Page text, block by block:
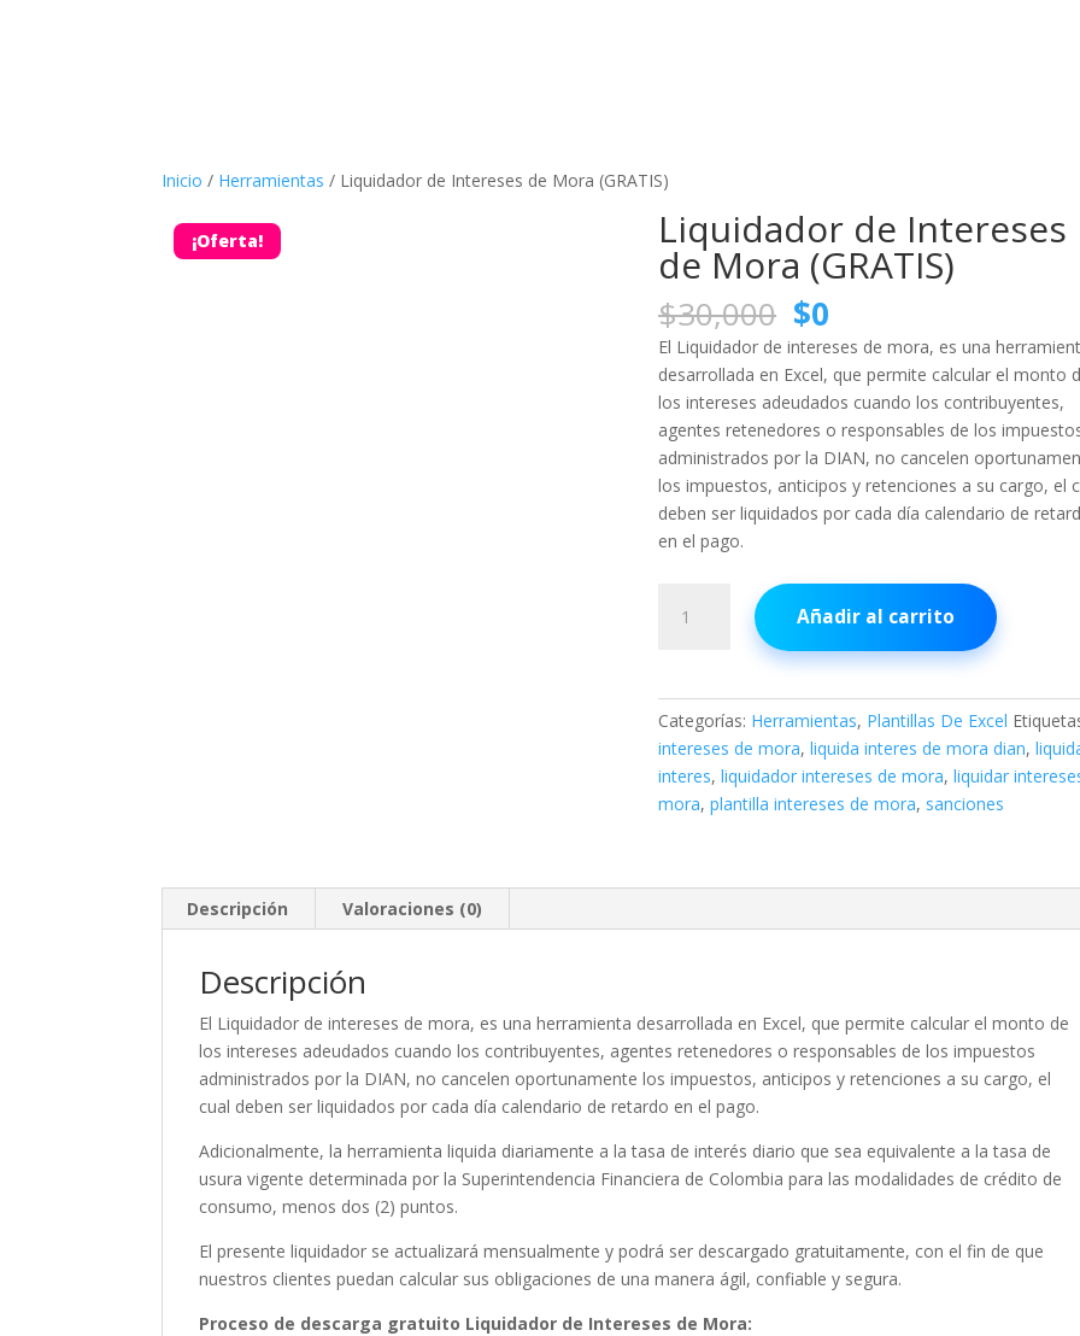
Inicio / Herramientas / Liquidador de Intereses de Mora (GRATIS)
¡Oferta! Liquidador de Intereses
de Mora (GRATIS)
$30,000 El
precio
original
era:
$30,000.
$0
precio
actual
es:
$0.
El Liquidador de intereses de mora, es una
desarrollada en Excel, que permite calcular el monto
los intereses adeudados cuando los contribuyentes,
agentes retenedores o responsables de los
administrados por la DIAN, no cancelen
los impuestos, anticipos y retenciones a su cargo, el
deben ser liquidados por cada día calendario de
en el pago.
Mora
(GRATIS)
cantidad
Añadir al carrito
Categorías: Herramientas, Plantillas De Excel
intereses de mora,liquida interes de mora dian,
interes,liquidador intereses de mora,liquidar
mora,plantilla intereses de mora, sanciones
Descripción Valoraciones (0)
Descripción
El Liquidador de intereses de mora, es una herramienta desarrollada en Excel, que permite calcular el monto de
los intereses adeudados cuando los contribuyentes, agentes retenedores o responsables de los impuestos
administrados por la DIAN, no cancelen oportunamente los impuestos, anticipos y retenciones a su cargo, el
cual deben ser liquidados por cada día calendario de retardo en el pago.
Adicionalmente, la herramienta liquida diariamente a la tasa de interés diario que sea equivalente a la tasa de
usura vigente determinada por la Superintendencia Financiera de Colombia para las modalidades de crédito de
consumo, menos dos (2) puntos.
El presente liquidador se actualizará mensualmente y podrá ser descargado gratuitamente, con el fin de que
nuestros clientes puedan calcular sus obligaciones de una manera ágil, confiable y segura.
Proceso de descarga gratuito Liquidador de Intereses de Mora: